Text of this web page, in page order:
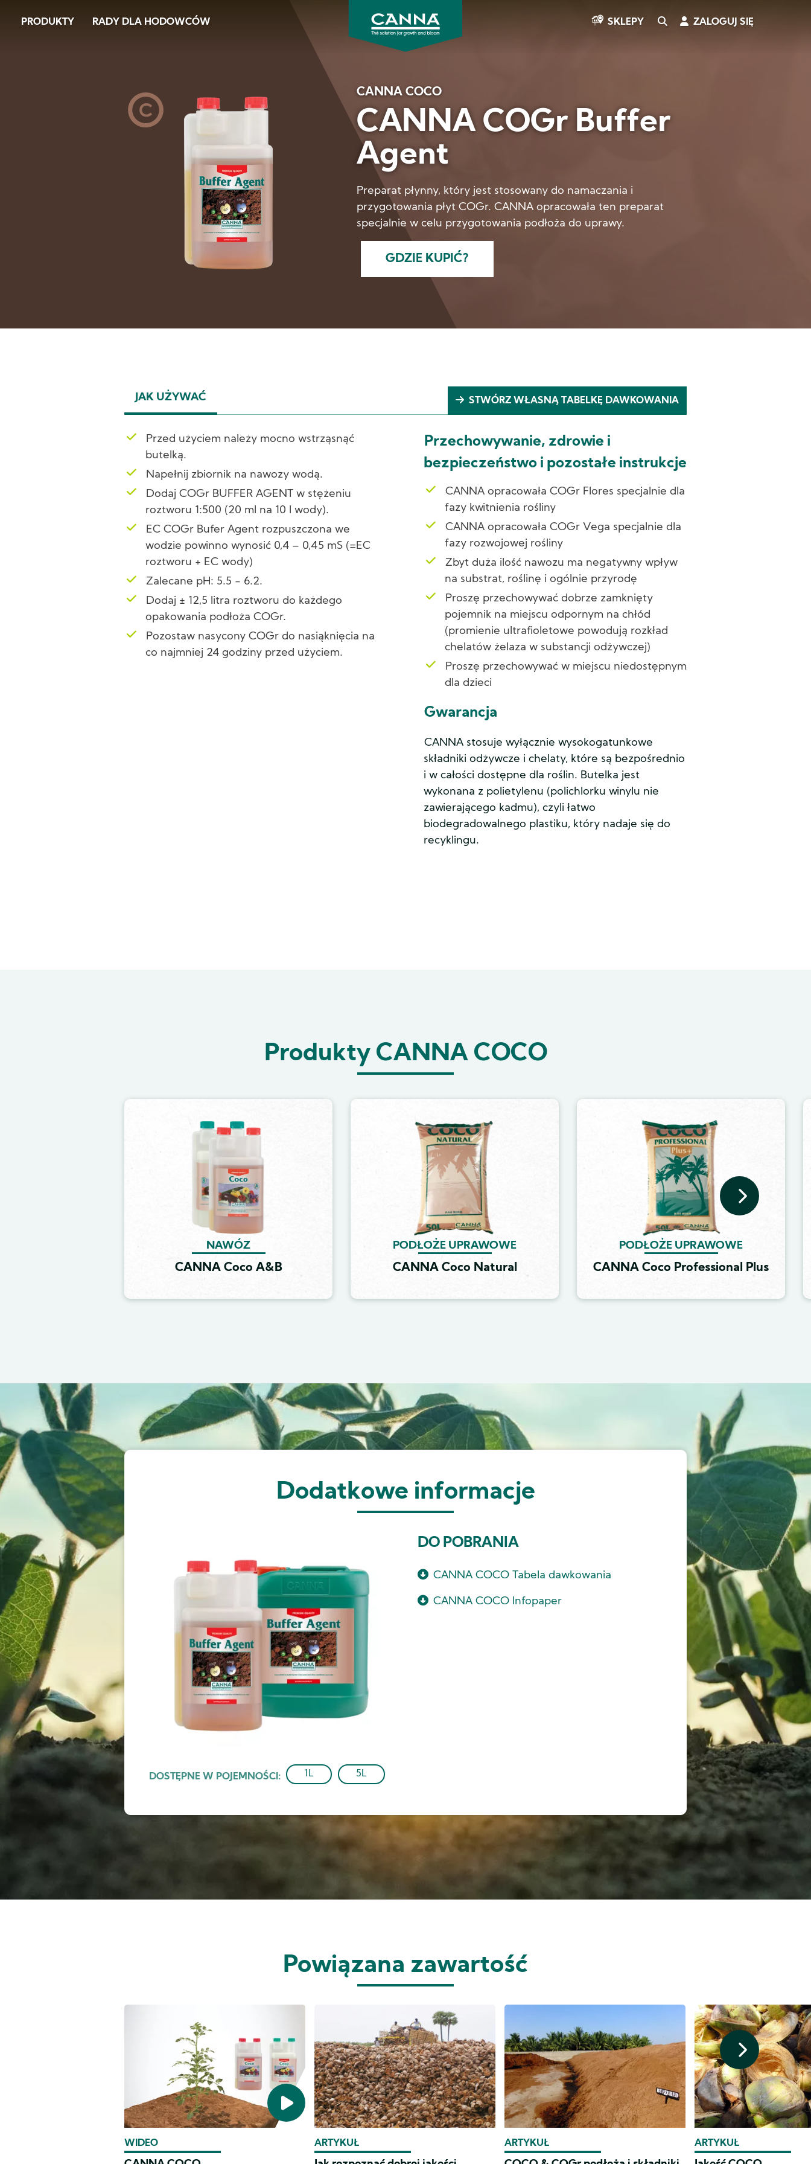
PRODUKTY RADY DLA HODOWCÓW SKLEPY SEARCHZALOGUJ SIĘ
CANNA COCO
CANNA COGr Buffer
Agent
Preparat płynny, który jest stosowany do namaczania i
przygotowania płyt COGr. CANNA opracowała ten preparat
specjalnie w celu przygotowania podłoża do uprawy.
GDZIE KUPIĆ?
JAK UŻYWAĆ
(ACTIVE
STWÓRZ WŁASNĄ TABELKĘ DAWKOWANIA
Przed użyciem należy mocno wstrząsnąć
butelką.
Napełnij zbiornik na nawozy wodą.
Dodaj COGr BUFFER AGENT w stężeniu
roztworu 1:500 (20 ml na 10 l wody).
EC COGr Bufer Agent rozpuszczona we
wodzie powinno wynosić 0,4 – 0,45 mS (=EC
roztworu + EC wody)
Zalecane pH: 5.5 - 6.2.
Dodaj ± 12,5 litra roztworu do każdego
opakowania podłoża COGr.
Pozostaw nasycony COGr do nasiąknięcia na
co najmniej 24 godziny przed użyciem.
Przechowywanie, zdrowie i
bezpieczeństwo i pozostałe instrukcje
CANNA opracowała COGr Flores specjalnie dla
fazy kwitnienia rośliny
CANNA opracowała COGr Vega specjalnie dla
fazy rozwojowej rośliny
Zbyt duża ilość nawozu ma negatywny wpływ
na substrat, roślinę i ogólnie przyrodę
Proszę przechowywać dobrze zamknięty
pojemnik na miejscu odpornym na chłód
(promienie ultrafioletowe powodują rozkład
chelatów żelaza w substancji odżywczej)
Proszę przechowywać w miejscu niedostępnym
dla dzieci
Gwarancja
CANNA stosuje wyłącznie wysokogatunkowe
składniki odżywcze i chelaty, które są bezpośrednio
i w całości dostępne dla roślin. Butelka jest
wykonana z polietylenu (polichlorku winylu nie
zawierającego kadmu), czyli łatwo
biodegradowalnego plastiku, który nadaje się do
recyklingu.
Produkty CANNA COCO
NAWÓZ
CANNA Coco A&B
Image
PODŁOŻE UPRAWOWE
CANNA Coco Natural
Image
PODŁOŻE UPRAWOWE
CANNA Coco Professional Plus
Dodatkowe informacje
DOSTĘPNE W POJEMNOŚCI 1L 5L
DO POBRANIA
CANNA COCO Tabela dawkowania
CANNA COCO Infopaper
Powiązana zawartość
WIDEO ARTYKUŁ ARTYKUŁ ARTYKUŁ